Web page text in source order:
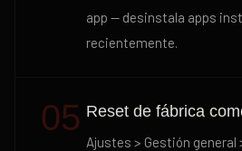
app — desinstala apps
recientemente.
05 Reset de fábrica
Ajustes > Gestión